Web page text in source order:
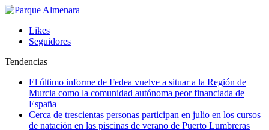
Likes
Seguidores
Tendencias
El último informe de Fedea vuelve a situar a la Región de
Murcia como la comunidad autónoma peor financiada de
España
Cerca de trescientas personas participan en julio en los cursos
de natación en las piscinas de verano de Puerto Lumbreras